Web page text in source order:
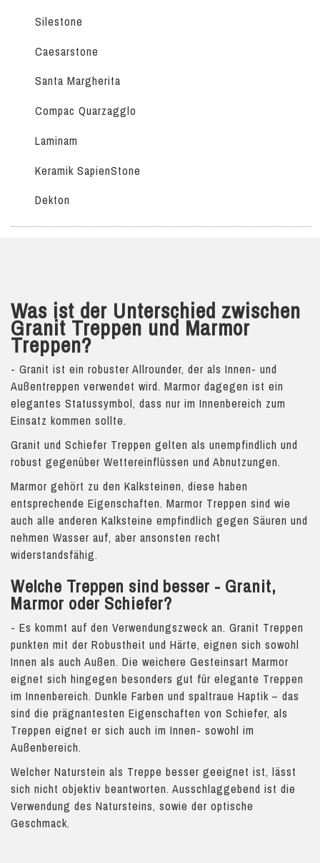
Silestone
Caesarstone
Santa Margherita
Compac Quarzagglo
Laminam
Keramik SapienStone
Dekton
Was ist der Unterschied zwischen
Granit Treppen und Marmor
Treppen?
- Granit ist ein robuster Allrounder, der als Innen- und
Außentreppen verwendet wird. Marmor dagegen ist ein
elegantes Statussymbol, dass nur im Innenbereich zum
Einsatz kommen sollte.
Granit und Schiefer Treppen gelten als unempfindlich und
robust gegenüber Wettereinflüssen und Abnutzungen.
Marmor gehört zu den Kalksteinen, diese haben
entsprechende Eigenschaften. Marmor Treppen sind wie
auch alle anderen Kalksteine empfindlich gegen Säuren und
nehmen Wasser auf, aber ansonsten recht
widerstandsfähig.
Welche Treppen sind besser - Granit,
Marmor oder Schiefer?
- Es kommt auf den Verwendungszweck an. Granit Treppen
punkten mit der Robustheit und Härte, eignen sich sowohl
Innen als auch Außen. Die weichere Gesteinsart Marmor
eignet sich hingegen besonders gut für elegante Treppen
im Innenbereich. Dunkle Farben und spaltraue Haptik – das
sind die prägnantesten Eigenschaften von Schiefer, als
Treppen eignet er sich auch im Innen- sowohl im
Außenbereich.
Welcher Naturstein als Treppe besser geeignet ist, lässt
sich nicht objektiv beantworten. Ausschlaggebend ist die
Verwendung des Natursteins, sowie der optische
Geschmack.